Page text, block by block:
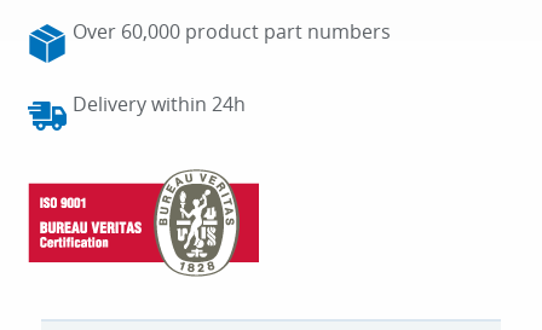
Over 60,000 product part numbers
Delivery within 24h